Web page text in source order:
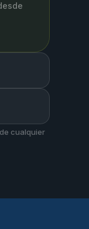
cualquier